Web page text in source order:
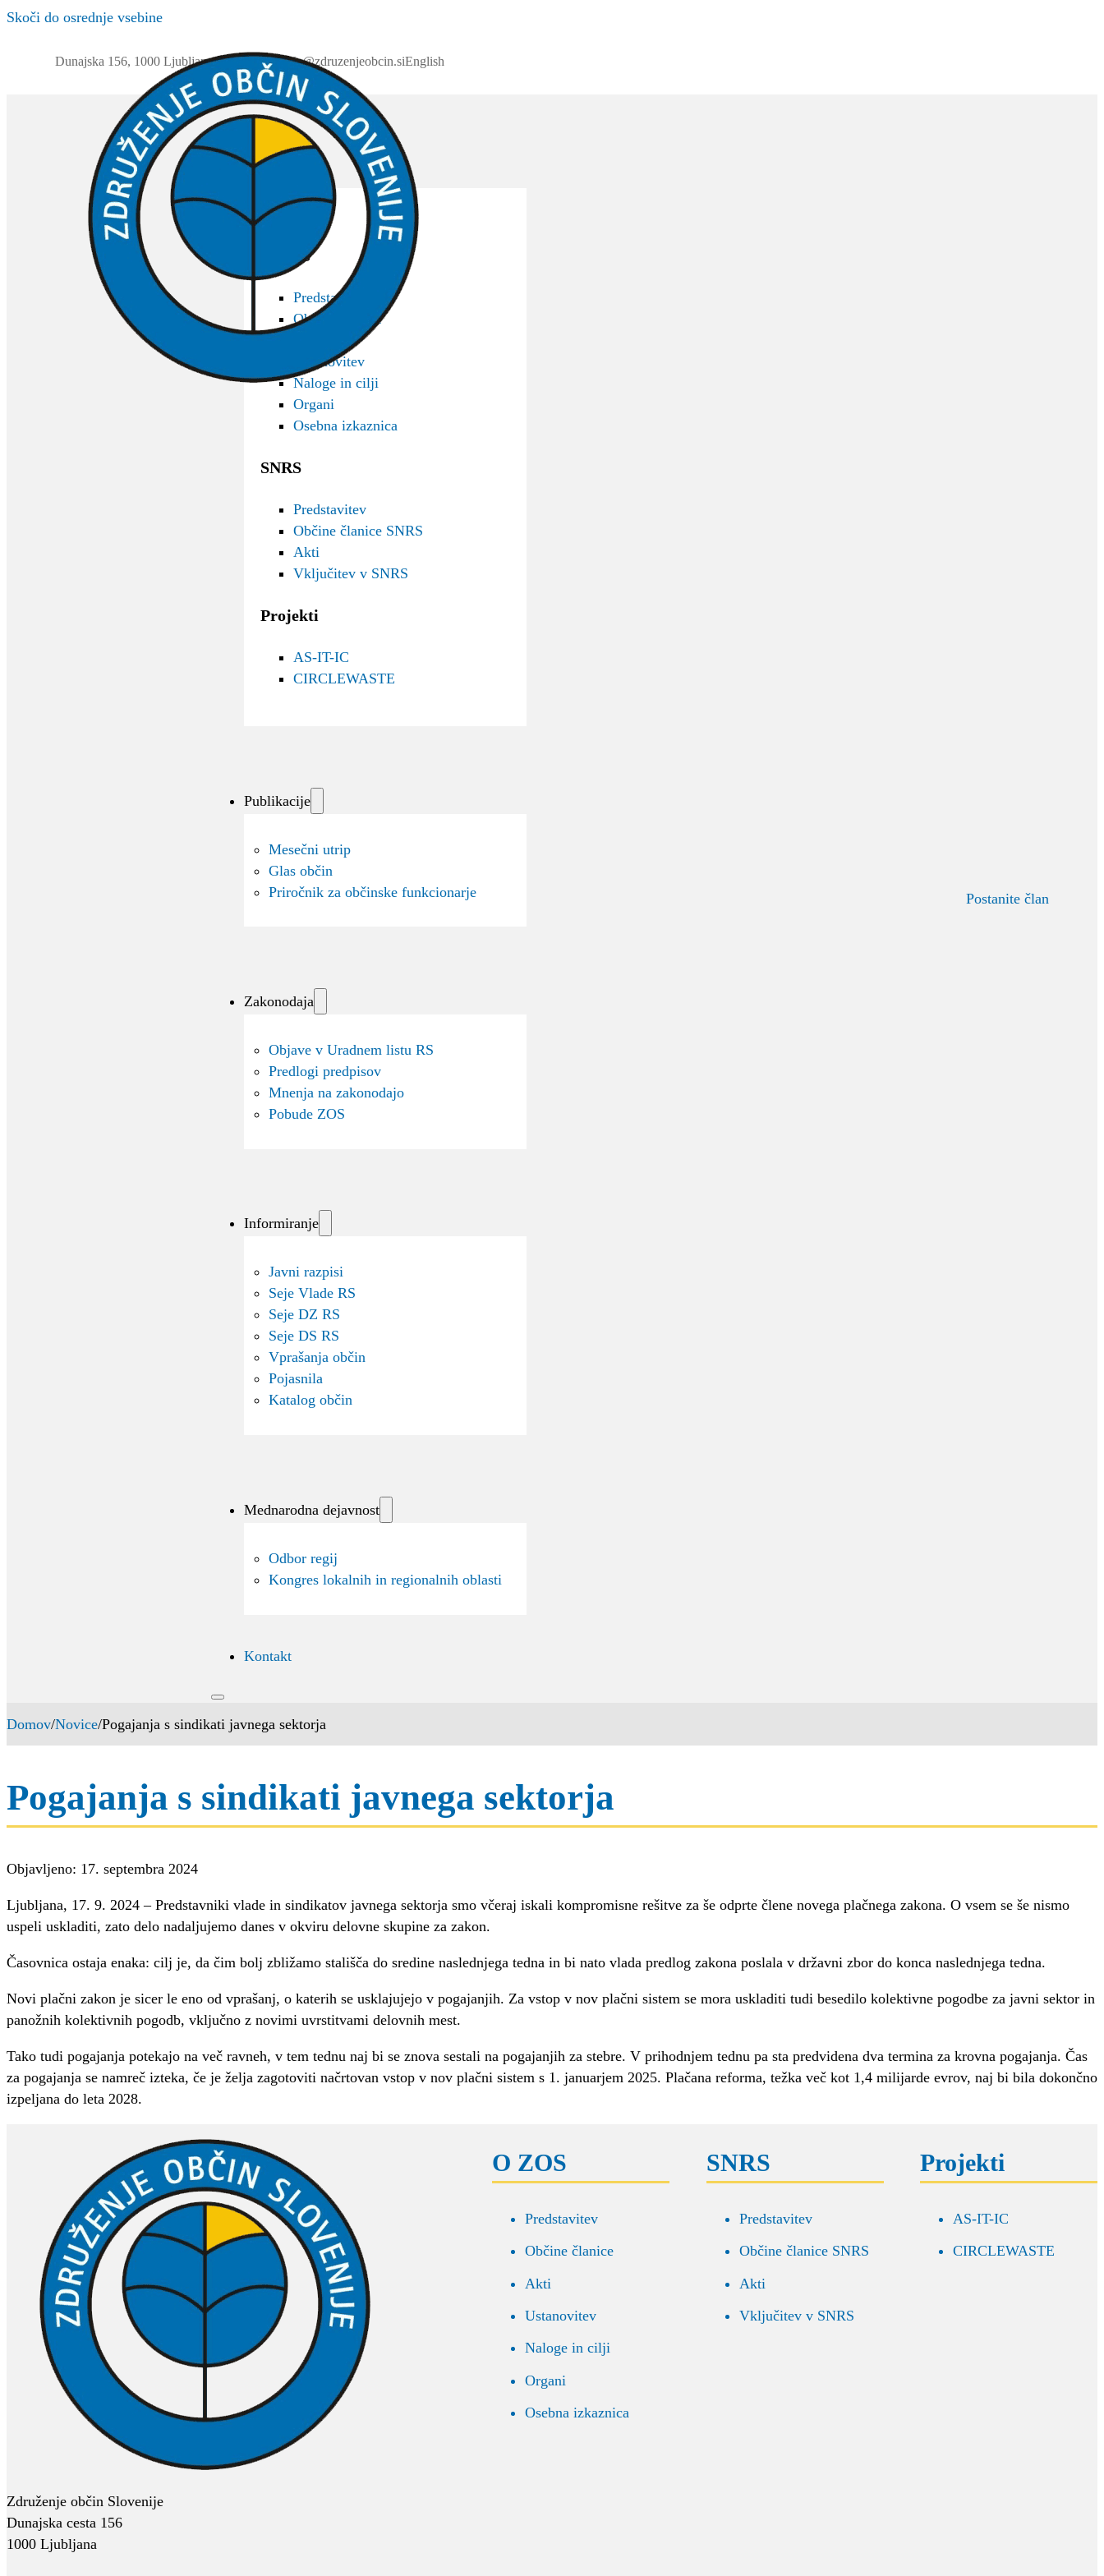
Skoči do osrednje vsebine
Dunajska 156, 1000 Ljubljana01 230 63 32info@zdruzenjeobcin.siEnglish
O ZOS
Predstavitev
Občine članice
Ustanovitev
Naloge in cilji
Organi
Osebna izkaznica
SNRS
Predstavitev
Občine članice SNRS
Akti
Vključitev v SNRS
Projekti
AS-IT-IC
CIRCLEWASTE
Publikacije
Mesečni utrip
Glas občin
Priročnik za občinske funkcionarje
Zakonodaja
Objave v Uradnem listu RS
Predlogi predpisov
Mnenja na zakonodajo
Pobude ZOS
Informiranje
Javni razpisi
Seje Vlade RS
Seje DZ RS
Seje DS RS
Vprašanja občin
Pojasnila
Katalog občin
Mednarodna dejavnost
Odbor regij
Kongres lokalnih in regionalnih oblasti
Kontakt
Postanite član
Domov/Novice/Pogajanja s sindikati javnega sektorja
Pogajanja s sindikati javnega sektorja
Objavljeno: 17. septembra 2024
Ljubljana, 17. 9. 2024 – Predstavniki vlade in sindikatov javnega sektorja smo včeraj iskali kompromisne rešitve za še odprte člene novega plačnega zakona. O vsem se še nismo
uspeli uskladiti, zato delo nadaljujemo danes v okviru delovne skupine za zakon.
Časovnica ostaja enaka: cilj je, da čim bolj zbližamo stališča do sredine naslednjega tedna in bi nato vlada predlog zakona poslala v državni zbor do konca naslednjega tedna.
Novi plačni zakon je sicer le eno od vprašanj, o katerih se usklajujejo v pogajanjih. Za vstop v nov plačni sistem se mora uskladiti tudi besedilo kolektivne pogodbe za javni sektor in
panožnih kolektivnih pogodb, vključno z novimi uvrstitvami delovnih mest.
Tako tudi pogajanja potekajo na več ravneh, v tem tednu naj bi se znova sestali na pogajanjih za stebre. V prihodnjem tednu pa sta predvidena dva termina za krovna pogajanja. Čas
za pogajanja se namreč izteka, če je želja zagotoviti načrtovan vstop v nov plačni sistem s 1. januarjem 2025. Plačana reforma, težka več kot 1,4 milijarde evrov, naj bi bila dokončno
izpeljana do leta 2028.
Združenje občin Slovenije
Dunajska cesta 156
1000 Ljubljana
O ZOS
Predstavitev
Občine članice
Akti
Ustanovitev
Naloge in cilji
Organi
Osebna izkaznica
SNRS
Predstavitev
Občine članice SNRS
Akti
Vključitev v SNRS
Projekti
AS-IT-IC
CIRCLEWASTE